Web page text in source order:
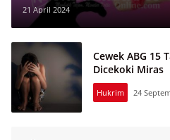
21 April 2024
Cewek ABG 15
Dicekoki Miras
Hukrim 24